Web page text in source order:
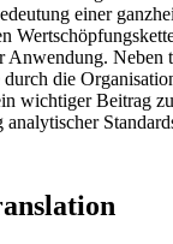
einer
Anwendung. Neben
die
wichtiger Beitrag